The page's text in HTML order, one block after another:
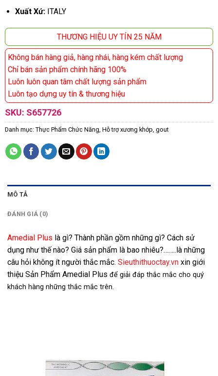
Xuất Xứ: ITALY
THƯƠNG HIỆU UY TÍN 25 NĂM
Không bán hàng giả, hàng nhái, hàng kém chất lượng
Chỉ bán sản phẩm chính hãng 100%
Luôn luôn quan tâm chất lượng sản phẩm
Luôn tạo dựng uy tín & thương hiệu
SKU: S657726
Danh mục: Thực Phẩm Chức Năng, Hỗ trợ xương khớp, gout
MÔ TẢ
ĐÁNH GIÁ (0)
Amedial Plus là gì? Thành phần gồm những gì? Cách sử
dụng như thế nào? Giá sản phẩm là bao nhiêu?……..là những
câu hỏi không ít người thắc mắc. Sieuthithuoctay.vn xin giới
thiệu Sản Phẩm Amedial Plus để giải đáp thắc mắc cho quý
khách hàng những thắc mắc trên.